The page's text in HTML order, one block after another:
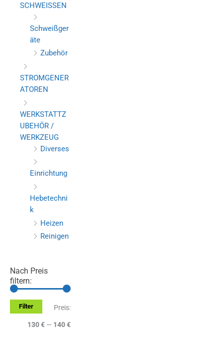
SCHWEISSEN
Schweißger
äte
Zubehör
STROMGENER
ATOREN
WERKSTATTZ
UBEHÖR /
WERKZEUG
Diverses
Einrichtung
Hebetechni
k
Heizen
Reinigen
Nach Preis
filtern:
M
i
M
a
Filter
Preis:
130 € — 140 €